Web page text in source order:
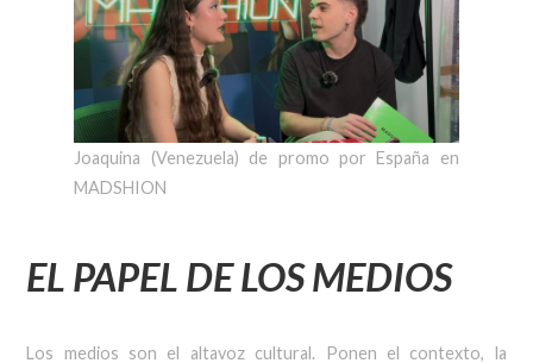
Joaquina (Venezuela) de promo por España en
MADSHION
EL PAPEL DE LOS MEDIOS
Los medios son el altavoz cultural. Ponen el contexto, la